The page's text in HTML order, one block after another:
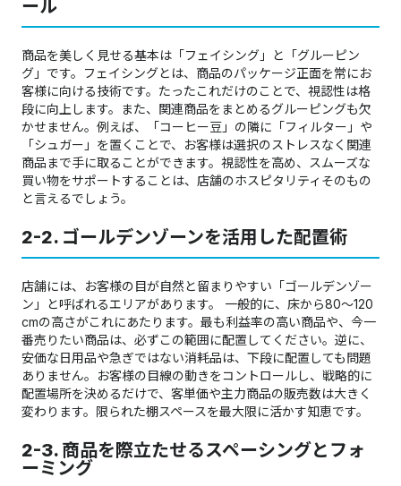
ール
商品を美しく見せる基本は「フェイシング」と「グルーピン
グ」です。フェイシングとは、商品のパッケージ正面を常にお
客様に向ける技術です。たったこれだけのことで、視認性は格
段に向上します。また、関連商品をまとめるグルーピングも欠
かせません。例えば、「コーヒー豆」の隣に「フィルター」や
「シュガー」を置くことで、お客様は選択のストレスなく関連
商品まで手に取ることができます。視認性を高め、スムーズな
買い物をサポートすることは、店舗のホスピタリティそのもの
と言えるでしょう。
2-2. ゴールデンゾーンを活用した配置術
店舗には、お客様の目が自然と留まりやすい「ゴールデンゾー
ン」と呼ばれるエリアがあります。 一般的に、床から80〜120
cmの高さがこれにあたります。最も利益率の高い商品や、今一
番売りたい商品は、必ずこの範囲に配置してください。逆に、
安価な日用品や急ぎではない消耗品は、下段に配置しても問題
ありません。お客様の目線の動きをコントロールし、戦略的に
配置場所を決めるだけで、客単価や主力商品の販売数は大きく
変わります。限られた棚スペースを最大限に活かす知恵です。
2-3. 商品を際立たせるスペーシングとフォ
ーミング